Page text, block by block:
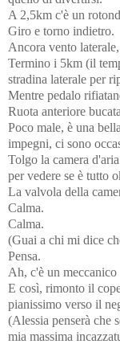
A 2,5km c'è un
Giro e torno indietro.
Ancora vento
Termino i 5km (il
stradina laterale per
Mentre pedalo
Ruota anteriore
Poco male, è una
impegni, ci sono
Tolgo la camera
per vedere se è tutto
La valvola della
Calma.
Calma.
(Guai a chi mi dice
Pensa.
Ah, c'è un
E così, rimonto il
pianissimo verso il
(Alessia penserà che
mia massima